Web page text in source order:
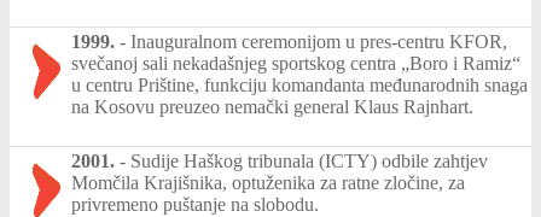
1999. - Inauguralnom ceremonijom u pres-centru KFOR,
svečanoj sali nekadašnjeg sportskog centra „Boro i Ramiz“
u centru Prištine, funkciju komandanta međunarodnih snaga
na Kosovu preuzeo nemački general Klaus Rajnhart.
2001. - Sudije Haškog tribunala (ICTY) odbile zahtjev
Momčila Krajišnika, optuženika za ratne zločine, za
privremeno puštanje na slobodu.